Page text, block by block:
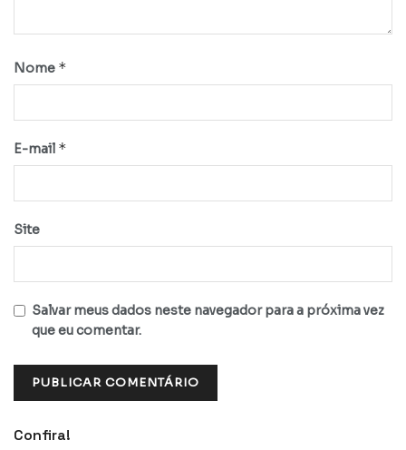
Nome *
E-mail *
Site
Salvar meus dados neste navegador para a próxima vez
que eu comentar.
Confira!